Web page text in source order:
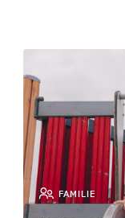
FAMILIE